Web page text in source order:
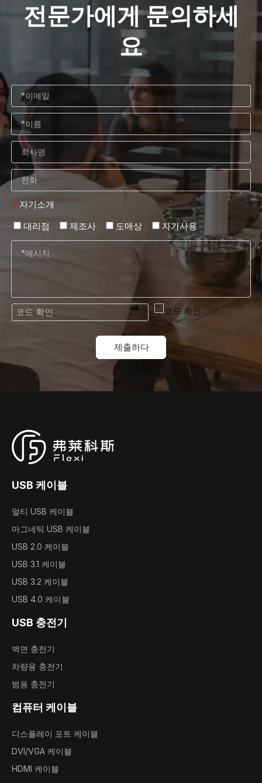
전문가에게 문의하세
요
* 자기소개
대리점
제조사 도매상 자가사용
제출하다
USB 케이블
멀티 USB 케이블
마그네틱 USB 케이블
USB 2.0 케이블
USB 3.1 케이블
USB 3.2 케이블
USB 4.0 케이블
USB 충전기
벽면 충전기
차량용 충전기
범용 충전기
컴퓨터 케이블
디스플레이 포트 케이블
DVI/VGA 케이블
HDMI 케이블